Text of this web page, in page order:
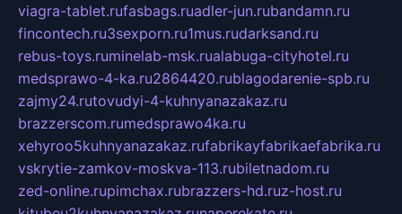
viagra-tablet.rufasbags.ruadler-jun.rubandamn.ru
fincontech.ru3sexporn.ru1mus.rudarksand.ru
rebus-toys.ruminelab-msk.rualabuga-cityhotel.ru
medsprawo-4-ka.ru2864420.rublagodarenie-spb.ru
zajmy24.rutovudyi-4-kuhnyanazakaz.ru
brazzerscom.rumedsprawo4ka.ru
xehyroo5kuhnyanazakaz.rufabrikayfabrikaefabrika.ru
vskrytie-zamkov-moskva-113.rubiletnadom.ru
zed-online.rupimchax.rubrazzers-hd.ruz-host.ru